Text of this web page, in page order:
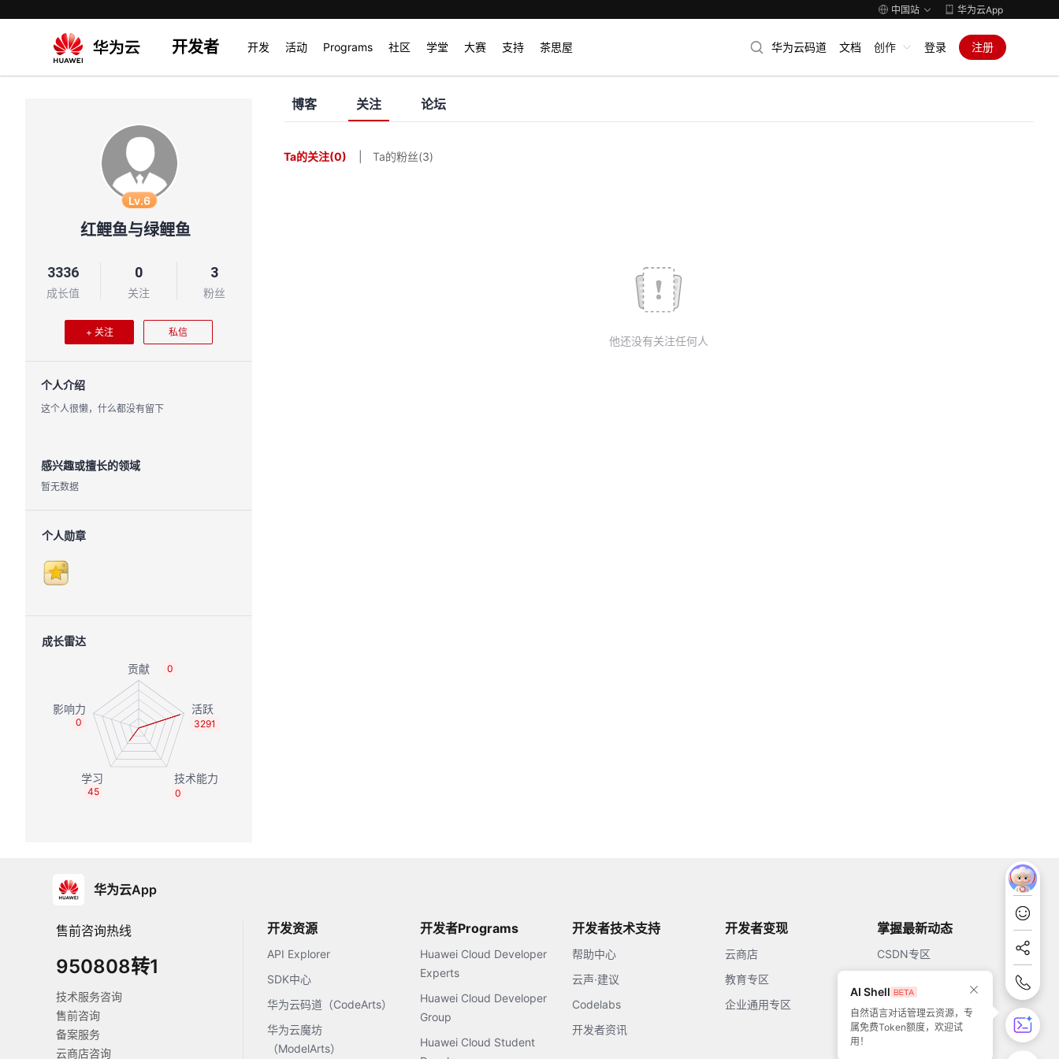
中国站 华为云App
开发者 开发 活动 Programs 社区 学堂 大赛 支持 茶思屋 华为云码道 文档 创作 登录 注册
Lv.6
红鲤鱼与绿鲤鱼
3336
成长值
0
关注
3
粉丝
+ 关注 私信
个人介绍
这个人很懒，什么都没有留下
感兴趣或擅长的领域
暂无数据
个人勋章
成长雷达
0
3291
0
45
0
博客 关注 论坛
Ta的关注(0) Ta的粉丝(3)
他还没有关注任何人
华为云App
售前咨询热线
950808转1
技术服务咨询
售前咨询
备案服务
云商店咨询
开发资源
API Explorer
SDK中心
华为云码道（CodeArts）
华为云魔坊
（ModelArts）
开发者Programs
Huawei Cloud Developer
Experts
Huawei Cloud Developer
Group
Huawei Cloud Student
开发者技术支持
帮助中心
云声·建议
Codelabs
开发者资讯
开发者变现
云商店
教育专区
企业通用专区
掌握最新动态
CSDN专区
51CTO
AI Shell
自然语言对话管理云资源，专
属免费Token额度，欢迎试
用！